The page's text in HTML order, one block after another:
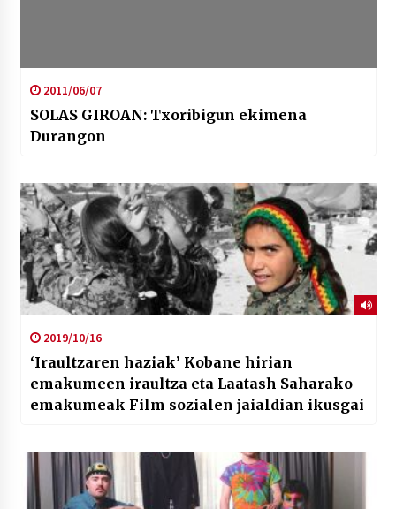
2011/06/07
SOLAS GIROAN: Txoribigun ekimena
Durangon
2019/10/16
‘Iraultzaren haziak’ Kobane hirian
emakumeen iraultza eta Laatash Saharako
emakumeak Film sozialen jaialdian ikusgai